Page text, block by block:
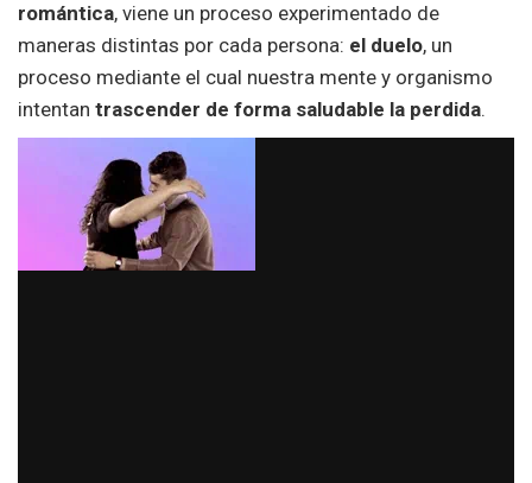
romántica, viene un proceso experimentado de
maneras distintas por cada persona: el duelo, un
proceso mediante el cual nuestra mente y organismo
intentan trascender de forma saludable la perdida.